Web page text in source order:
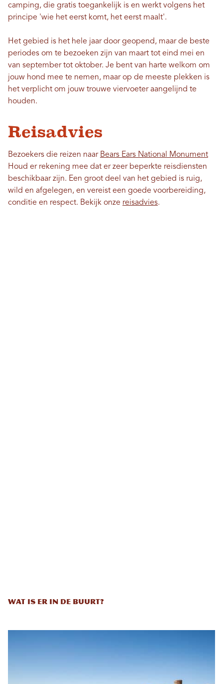
camping, die gratis toegankelijk is en werkt volgens het
principe 'wie het eerst komt, het eerst maalt'.
Het gebied is het hele jaar door geopend, maar de beste
periodes om te bezoeken zijn van maart tot eind mei en
van september tot oktober. Je bent van harte welkom om
jouw hond mee te nemen, maar op de meeste plekken is
het verplicht om jouw trouwe viervoeter aangelijnd te
houden.
Reisadvies
Bezoekers die reizen naar Bears Ears National Monument
Houd er rekening mee dat er zeer beperkte reisdiensten
beschikbaar zijn. Een groot deel van het gebied is ruig,
wild en afgelegen, en vereist een goede voorbereiding,
conditie en respect. Bekijk onze reisadvies.
Wat is er in de buurt?